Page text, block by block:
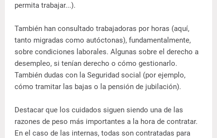
permita trabajar...).
También han consultado trabajadoras por horas (aquí,
tanto migradas como autóctonas), fundamentalmente,
sobre condiciones laborales. Algunas sobre el derecho a
desempleo, si tenían derecho o cómo gestionarlo.
También dudas con la Seguridad social (por ejemplo,
cómo tramitar las bajas o la pensión de jubilación).
Destacar que los cuidados siguen siendo una de las
razones de peso más importantes a la hora de contratar.
En el caso de las internas, todas son contratadas para